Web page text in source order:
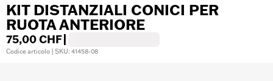
KIT DISTANZIALI CONICI PER
RUOTA ANTERIORE
75,00 CHF
Codice articolo | SKU: 41458-08